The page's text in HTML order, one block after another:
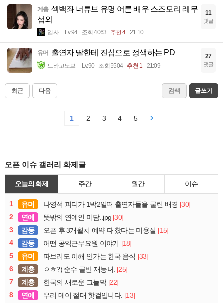
계층 섹백좌 너튜브 유명 어른 배우 스즈모리 레무
섭외
입사 Lv.94 조회 4063 추천 4 21:10
11
댓글
유머 출연자 딸한테 진심으로 정색하는 PD
드라고노브 Lv.90 조회 6504 추천 1 21:09
27
댓글
최근 다음 검색 글쓰기
1 2 3 4 5
오픈 이슈 갤러리 화제글
오늘의 화제 주간 월간 이슈
1 유머 나영석 피디가 1박2일때 출연자들을 굴린 배경 [30]
2
연예 뜻밖의 연예인 미담..jpg [30]
3
감동 오픈 후 3개월치 예약 다 찼다는 미용실 [15]
4
감동 어떤 공익근무요원 이야기 [18]
5
유머 파브리도 이해 안가는 한국 음식 [33]
6
계층 ㅇㅎ?) 순수 골반 재능녀. [25]
7
계층 한국의 새로운 그늘막 [22]
8
연예 우리 메이 절대 핫걸입니다. [13]